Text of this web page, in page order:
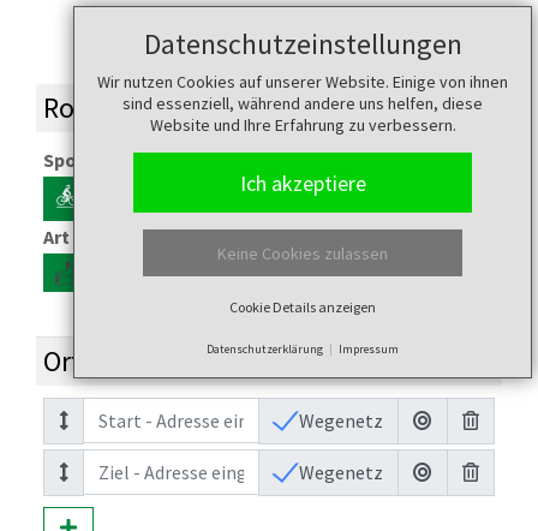
Datenschutzeinstellungen
Wir nutzen Cookies auf unserer Website. Einige von ihnen
sind essenziell, während andere uns helfen, diese
Website und Ihre Erfahrung zu verbessern.
Ich akzeptiere
Keine Cookies zulassen
Cookie Details anzeigen
Datenschutzerklärung Impressum
Routing
Routing Einstellungen
Sportart
Art des Routing
Orte
Wegenetz
Wegenetz